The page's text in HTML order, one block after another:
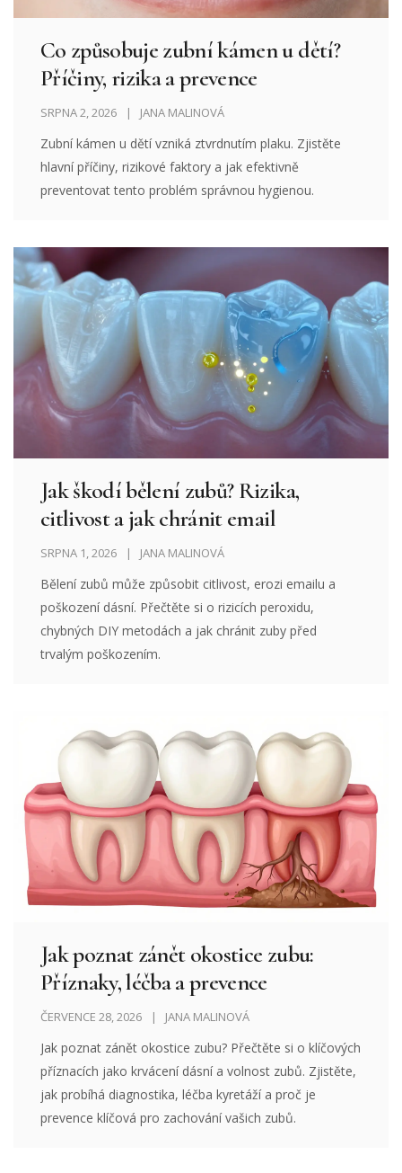
Co způsobuje zubní kámen u dětí?
Příčiny, rizika a prevence
SRPNA 2, 2026 JANA MALINOVÁ
Zubní kámen u dětí vzniká ztvrdnutím plaku. Zjistěte
hlavní příčiny, rizikové faktory a jak efektivně
preventovat tento problém správnou hygienou.
Jak škodí bělení zubů? Rizika,
citlivost a jak chránit email
SRPNA 1, 2026 JANA MALINOVÁ
Bělení zubů může způsobit citlivost, erozi emailu a
poškození dásní. Přečtěte si o rizicích peroxidu,
chybných DIY metodách a jak chránit zuby před
trvalým poškozením.
Jak poznat zánět okostice zubu:
Příznaky, léčba a prevence
ČERVENCE 28, 2026 JANA MALINOVÁ
Jak poznat zánět okostice zubu? Přečtěte si o klíčových
příznacích jako krvácení dásní a volnost zubů. Zjistěte,
jak probíhá diagnostika, léčba kyretáží a proč je
prevence klíčová pro zachování vašich zubů.